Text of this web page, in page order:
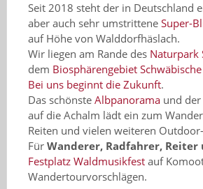
Seit 2018 steht der in Deutschland
aber auch sehr umstrittene Super-
auf Höhe von Walddorfhäslach.
Wir liegen am Rande des Naturpark
dem Biosphärengebiet
Bei uns beginnt die Zukunft.
Das schönste Albpanoramaund der
auf die Achalm lädt ein zum
Reiten und vielen weiteren
Für Wanderer, Radfahrer, Reiter
Festplatz Waldmusikfestauf
Wandertourvorschlägen.